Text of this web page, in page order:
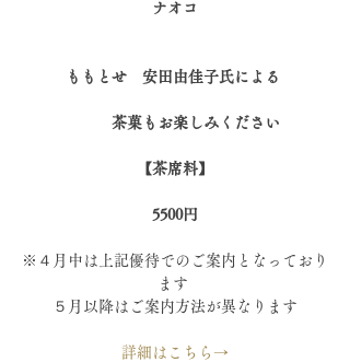
ナオコ
ももとせ　安田由佳子氏による
茶菓もお楽しみください
【茶席料】
5500円
※４月中は上記優待でのご案内となっており
ます
５月以降はご案内方法が異なります
詳細はこちら→